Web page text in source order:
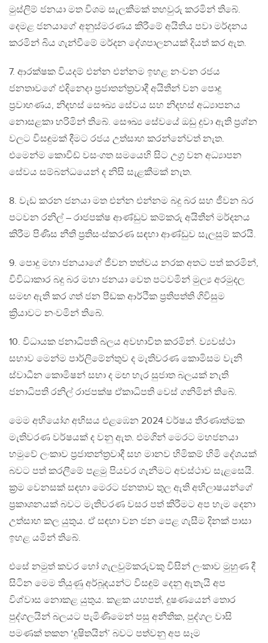
මුස්ලිම් ජනයා මත විශම සැලකීමක් තහවුරු කරමින් තිබේ.
දෙමළ ජනයාගේ අනුස්මරණය කිරීමේ අයිතිය පවා මර්දනය
කරමින් බිය ගැන්වීමේ මර්දන දේශපාලනයක් දියත් කර ඇත.
7. ආරක්ෂක වියදම් එන්න එන්නම ඉහළ නංවන රජය
ජනතාවගේ එදිනෙදා ප්‍රජාතන්ත්‍රවාදී අයිතීන් වන පොදු
ප්‍රවාහණය, නිදහස් සෞඛ්‍ය සේවය සහ නිදහස් අධ්‍යාපනය
නොසළකා හරිමින් තිබේ. සෞඛ්‍ය සේවයේ ඔඩු දුවා ඇති ප්‍රශ්න
වලට විසඳුමක් දීමට රජය උත්සාහ කරන්නේවත් නැත.
එමෙන්ම කොවිඩ් වසංගත සමයෙහි සිට උග්‍ර වන අධ්‍යාපන
සේවය සම්බන්ධයෙන් ද නිසි සැළකීමක් නැත.
8. වැඩ කරන ජනයා මත එන්න එන්නම බදු බර සහ ජීවන බර
පටවන රනිල් – රාජපක්ෂ ආණ්ඩුව කම්කරු අයිතීන් මර්දනය
කිරීම පිණිස නීති ප්‍රතිසංස්කරණ සඳහා ආණ්ඩුව සැලසුම් කරයි.
9. පොදු මහා ජනයාගේ ජීවන තත්වය නරක අතට පත් කරමින්,
විවිධාකාර බදු බර මහා ජනයා වෙත පටවමින් මුල්‍ය අරමුදල
සමඟ ඇති කර ගත් ජන පීඩක ආර්ථික ප්‍රතිපත්ති ගිවිසුම
ක්‍රියාවට නංවමින් තිබේ.
10. විධායක ජනාධිපති බලය අවභාවිත කරමින්. ව්‍යවස්ථා
සභාව මෙන්ම පාර්ලිමේන්තුව ද මැතිවරණ කොමිසම වැනි
ස්වාධීන කොමිෂන් සභා ද මඟ හැර සුජාත බලයක් නැති
ජනාධිපති රනිල් රාජපක්ෂ ඒකාධිපති වෙස් ගනිමින් තිබේ.
මෙම අභියෝග අභිසය එළඹෙන 2024 වර්ෂය තීරණාත්මක
මැතිවරණ වර්ෂයක් ද වනු ඇත. එමගින් මෙරට මහජනයා
හමුවේ ලංකාව ප්‍රජාතන්ත්‍රවාදී සහ මානව හිමිකම් හිමි දේශයක්
බවට පත් කරලීමේ පළමු පියවර ගැනීමට අවස්ථාව සැළසෙයි.
ක්‍රම වෙනසක් සඳහා මෙරට ජනතාව තුල ඇති අභිලාෂයන්ගේ
ප්‍රකාශනයක් බවට මැතිවරණ වසර පත් කිරීමට අප හැම දෙනා
උත්සාහ කල යුතුය. ඒ සඳහා වන ජන පෙළ ගැසීම දිනක් පාසා
ඉහළ යමින් තිබේ.
එසේ නමුත් කවර හෝ ගැලවුම්කරුවකු විසින් ලංකාව මුහුණ දී
සිටින මෙම තියුණු අර්බූදයන්ට විසඳුම් දෙනු ඇතැයි අප
විශ්වාස නොකළ යුතුය. කළක යහපත්, දූෂණයෙන් තොර
පුද්ගලයින් බලයට පැමිණිමෙන් පසු අනීතික, පුද්ගල වාසි
පමණක් තකන ‘දූෂිතයින්’ බවට පත්වනු අප සෑම